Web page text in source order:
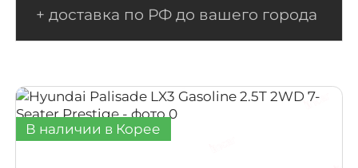
+ доставка по РФ до вашего города
В наличии в Корее